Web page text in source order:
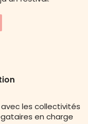
les collectivités
en charge